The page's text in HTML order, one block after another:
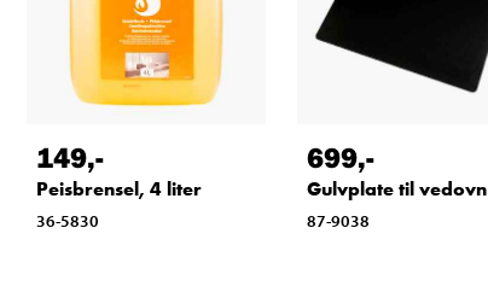
149,-
Peisbrensel, 4 liter
36-5830
699,-
Gulvplate til vedovn
87-9038